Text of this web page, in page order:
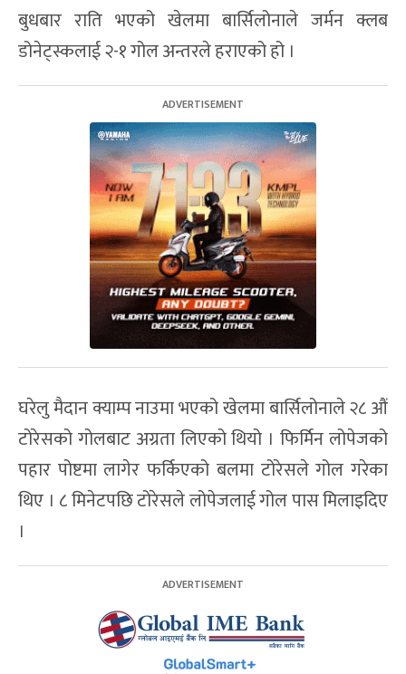
बुधबार राति भएको खेलमा बार्सिलोनाले जर्मन क्लब
डोनेट्स्कलाई २-१ गोल अन्तरले हराएको हो ।
घरेलु मैदान क्याम्प नाउमा भएको खेलमा बार्सिलोनाले २८ औं
टोरेसको गोलबाट अग्रता लिएको थियो । फिर्मिन लोपेजको
पहार पोष्टमा लागेर फर्किएको बलमा टोरेसले गोल गरेका
थिए । ८ मिनेटपछि टोरेसले लोपेजलाई गोल पास मिलाइदिए
।